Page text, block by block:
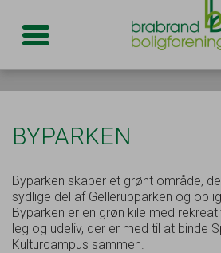
Toggle navigation
BYPARKEN
Byparken skaber et grønt område,
sydlige del af Gellerupparken og op
Byparken er en grøn kile med
leg og udeliv, der er med til at binde
Kulturcampus sammen.